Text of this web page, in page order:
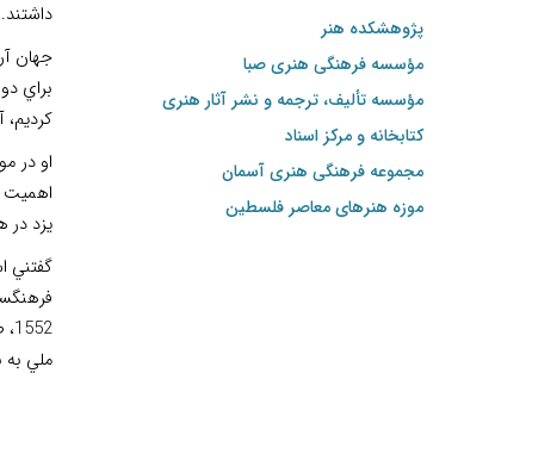
جهان
براي
او در
اهميت
يزد
ملي به
پژوهشکده هنر
مؤسسه فرهنگی هنری صبا
مؤسسه تألیف، ترجمه و نشر آثار هنری
کتابخانه و مرکز اسناد
مجموعه فرهنگی هنری آسمان
موزه هنرهای‌ معاصر فلسطین